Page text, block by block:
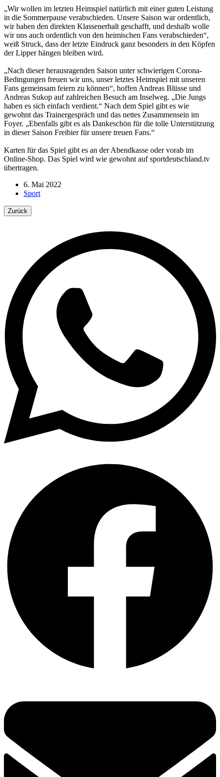
„Wir wollen im letzten Heimspiel natürlich mit einer guten Leistung
in die Sommerpause verabschieden. Unsere Saison war ordentlich,
wir haben den direkten Klassenerhalt geschafft, und deshalb wolle
wir uns auch ordentlich von den heimischen Fans verabschieden“,
weiß Struck, dass der letzte Eindruck ganz besonders in den Köpfen
der Lipper hängen bleiben wird.
„Nach dieser herausragenden Saison unter schwierigen Corona-
Bedingungen freuen wir uns, unser letztes Heimspiel mit unseren
Fans gemeinsam feiern zu können“, hoffen Andreas Blüsse und
Andreas Sukop auf zahlreichen Besuch am Inselweg. „Die Jungs
haben es sich einfach verdient.“ Nach dem Spiel gibt es wie
gewohnt das Trainergespräch und das nettes Zusammensein im
Foyer. „Ebenfalls gibt es als Dankeschön für die tolle Unterstützung
in dieser Saison Freibier für unsere treuen Fans.“
Karten für das Spiel gibt es an der Abendkasse oder vorab im
Online-Shop. Das Spiel wird wie gewohnt auf sportdeutschland.tv
übertragen.
6. Mai 2022
Sport